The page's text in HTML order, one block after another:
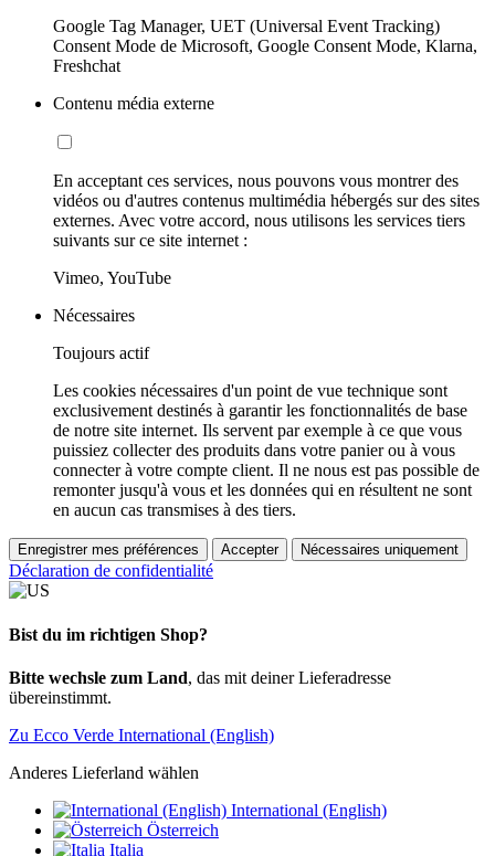
Google Tag Manager, UET (Universal Event Tracking)
Consent Mode de Microsoft, Google Consent Mode, Klarna,
Freshchat
Contenu média externe
En acceptant ces services, nous pouvons vous montrer des
vidéos ou d'autres contenus multimédia hébergés sur des sites
externes. Avec votre accord, nous utilisons les services tiers
suivants sur ce site internet :
Vimeo, YouTube
Nécessaires
Toujours actif
Les cookies nécessaires d'un point de vue technique sont
exclusivement destinés à garantir les fonctionnalités de base
de notre site internet. Ils servent par exemple à ce que vous
puissiez collecter des produits dans votre panier ou à vous
connecter à votre compte client. Il ne nous est pas possible de
remonter jusqu'à vous et les données qui en résultent ne sont
en aucun cas transmises à des tiers.
Enregistrer mes préférences Accepter Nécessaires uniquement
Déclaration de confidentialité
Bist du im richtigen Shop?
Bitte wechsle zum Land, das mit deiner Lieferadresse
übereinstimmt.
Zu Ecco Verde International (English)
Anderes Lieferland wählen
International (English)
Österreich
Italia